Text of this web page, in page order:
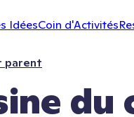
IdéesCoin d'Activités
parent
du